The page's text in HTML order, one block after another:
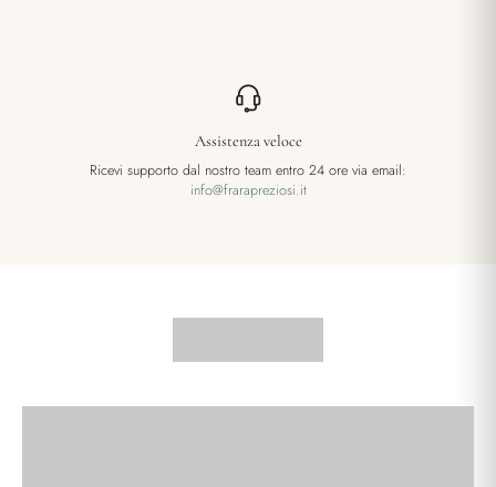
Assistenza veloce
Ricevi supporto dal nostro team entro 24 ore via email:
info@frarapreziosi.it